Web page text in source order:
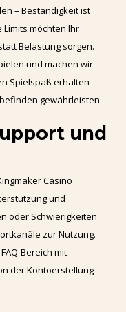
– Beständigkeit ist
möchten Ihr
Belastung sorgen.
und machen wir
Spielspaß erhalten
gewährleisten.
und
Casino
und
oder Schwierigkeiten
zur Nutzung.
Bereich mit
der Kontoerstellung